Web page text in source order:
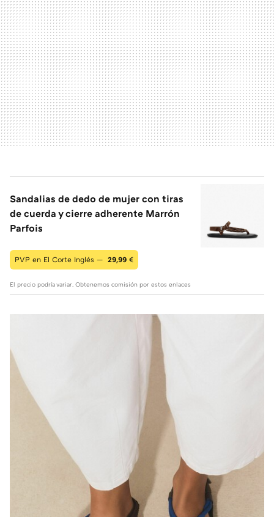
Sandalias de dedo de mujer con tiras
de cuerda y cierre adherente Marrón
Parfois
PVP en El Corte Inglés — 29,99 €
El precio podría variar. Obtenemos comisión por estos enlaces